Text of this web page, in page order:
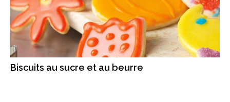
Biscuits au sucre et au beurre